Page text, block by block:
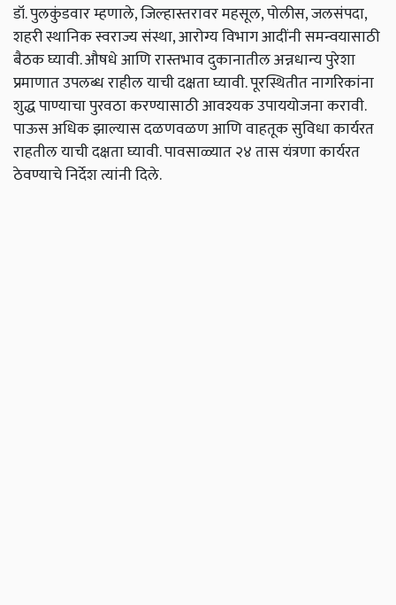
डॉ.पुलकुंडवारम्हणाले,जिल्हास्तरावरमहसूल,पोलीस,जलसंपदा,
शहरीस्थानिकस्वराज्यसंस्था,आरोग्यविभागआदींनीसमन्वयासाठी
बैठकघ्यावी.औषधेआणिरास्तभावदुकानातीलअन्नधान्यपुरेशा
प्रमाणातउपलब्धराहीलयाचीदक्षताघ्यावी.पूरस्थितीतनागरिकांना
शुद्धपाण्याचापुरवठाकरण्यासाठीआवश्यकउपाययोजनाकरावी.
पाऊसअधिकझाल्यासदळणवळणआणिवाहतूकसुविधाकार्यरत
राहतीलयाचीदक्षताघ्यावी.पावसाळ्यात२४तासयंत्रणाकार्यरत
ठेवण्याचेनिर्देशत्यांनीदिले.